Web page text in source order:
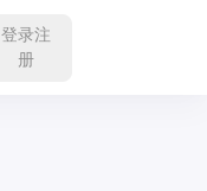
登录注
册